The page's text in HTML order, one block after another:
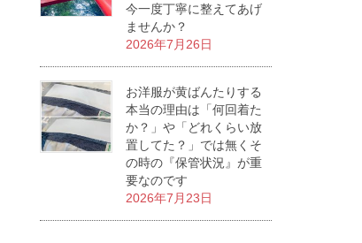
今一度丁寧に整えてあげ
ませんか？
2026年7月26日
お洋服が黄ばんたりする
本当の理由は「何回着た
か？」や「どれくらい放
置してた？」では無くそ
の時の『保管状況』が重
要なのです
2026年7月23日